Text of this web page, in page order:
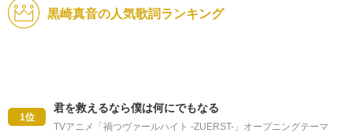
黒崎真音の人気歌詞ランキング
1位
君を救えるなら僕は何にでもなる
TVアニメ「禍つヴァールハイト -ZUERST-」オープニングテーマ